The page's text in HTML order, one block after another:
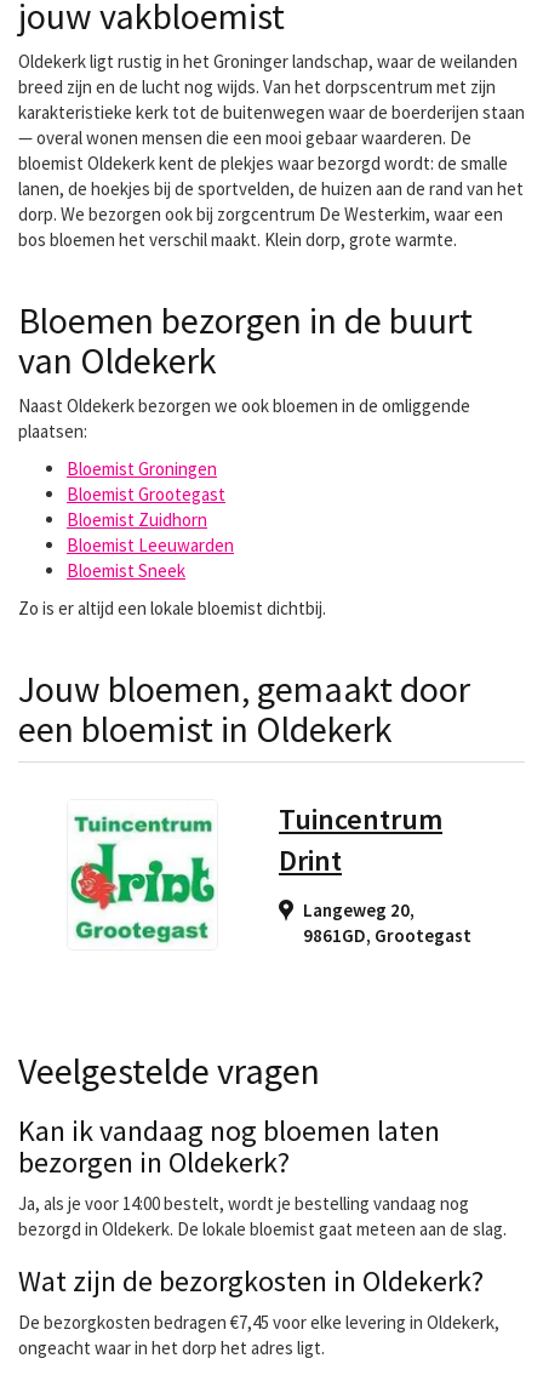
jouw vakbloemist
Oldekerk ligt rustig in het Groninger landschap, waar de weilanden
breed zijn en de lucht nog wijds. Van het dorpscentrum met zijn
karakteristieke kerk tot de buitenwegen waar de boerderijen staan
— overal wonen mensen die een mooi gebaar waarderen. De
bloemist Oldekerk kent de plekjes waar bezorgd wordt: de smalle
lanen, de hoekjes bij de sportvelden, de huizen aan de rand van het
dorp. We bezorgen ook bij zorgcentrum De Westerkim, waar een
bos bloemen het verschil maakt. Klein dorp, grote warmte.
Bloemen bezorgen in de buurt
van Oldekerk
Naast Oldekerk bezorgen we ook bloemen in de omliggende
plaatsen:
Bloemist Groningen
Bloemist Grootegast
Bloemist Zuidhorn
Bloemist Leeuwarden
Bloemist Sneek
Zo is er altijd een lokale bloemist dichtbij.
Jouw bloemen, gemaakt door
een bloemist in Oldekerk
Tuincentrum
Drint
Langeweg 20,
9861GD, Grootegast
Veelgestelde vragen
Kan ik vandaag nog bloemen laten
bezorgen in Oldekerk?
Ja, als je voor 14:00 bestelt, wordt je bestelling vandaag nog
bezorgd in Oldekerk. De lokale bloemist gaat meteen aan de slag.
Wat zijn de bezorgkosten in Oldekerk?
De bezorgkosten bedragen €7,45 voor elke levering in Oldekerk,
ongeacht waar in het dorp het adres ligt.